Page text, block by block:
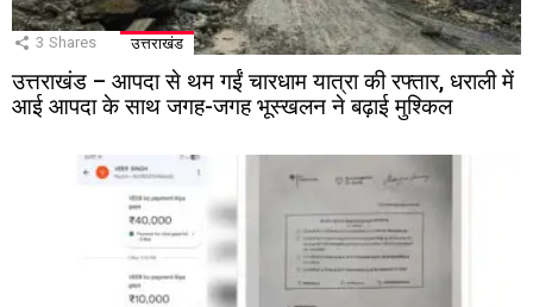
3 Shares उत्तराखंड
उत्तराखंड – आपदा से थम गईं चारधाम यात्रा की रफ्तार, धराली में
आई आपदा के साथ जगह-जगह भूस्खलन ने बढ़ाई मुश्किल